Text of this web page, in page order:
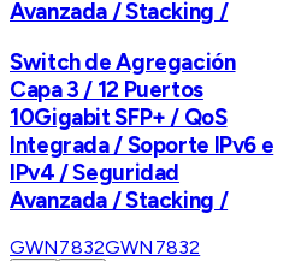
Avanzada / Stacking /
Switch de Agregación
Capa 3 / 12 Puertos
10Gigabit SFP+ / QoS
Integrada / Soporte IPv6 e
IPv4 / Seguridad
Avanzada / Stacking /
GWN7832GWN7832